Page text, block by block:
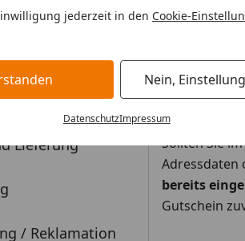
jederzeit in den Cookie-
Nein,
DatenschutzImpressum
Rechnung
Lieferung
/ Reklamation
weiteres Mal
Wichtiger
Sollten Sie
Adressdaten
bereits
Gutschein